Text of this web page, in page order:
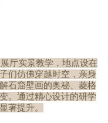
厅实景教学，地点设在
们仿佛穿越时空，亲身
石窟壁画的奥秘、菱格
。通过精心设计的研学
著提升。